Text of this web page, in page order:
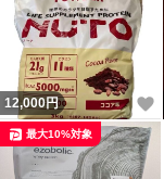
12,000円
最大10%対象